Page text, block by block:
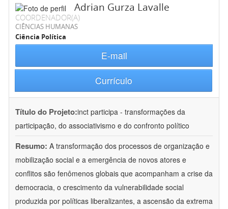
Adrian Gurza Lavalle
COORDENADOR(A)
CIÊNCIAS HUMANAS
Ciência Política
E-mail
Currículo
Título do Projeto:inct participa - transformações da
participação, do associativismo e do confronto político
Resumo: A transformação dos processos de organização e
mobilização social e a emergência de novos atores e
conflitos são fenômenos globais que acompanham a crise da
democracia, o crescimento da vulnerabilidade social
produzida por políticas liberalizantes, a ascensão da extrema